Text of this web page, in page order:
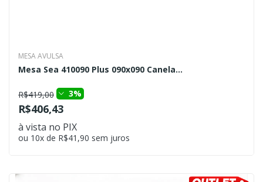
MESA AVULSA
Mesa Sea 410090 Plus 090x090 Canela...
R$419,00 3%
R$406,43
à vista no PIX
ou 10x de R$41,90 sem juros